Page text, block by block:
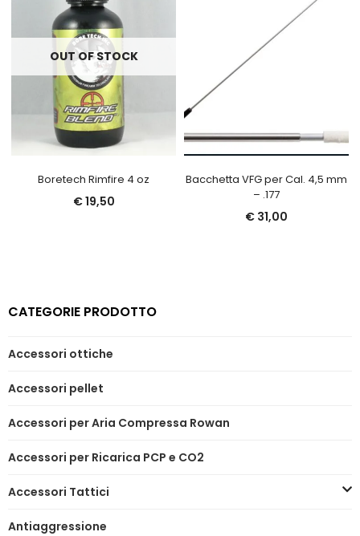
OUT OF STOCK
Boretech Rimfire 4 oz
€19,50
Bacchetta VFG per Cal. 4,5 mm
– .177
€ 31,00
CATEGORIE PRODOTTO
Accessori ottiche
Accessori pellet
Accessori per Aria Compressa Rowan
Accessori per Ricarica PCP e CO2
Accessori Tattici
Antiaggressione